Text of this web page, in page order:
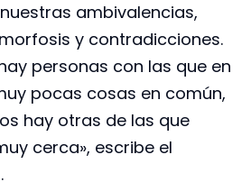
ambivalencias,
y contradicciones.
personas con las que en
pocas cosas en común,
hay otras de las que
cerca», escribe el